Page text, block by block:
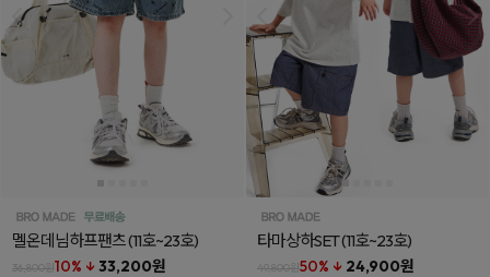
멜온데님하프팬츠(11호~23호)
36,800원10% ↓ 33,200원
타마상하SET(11호~23호)
49,800원50% ↓ 24,900원